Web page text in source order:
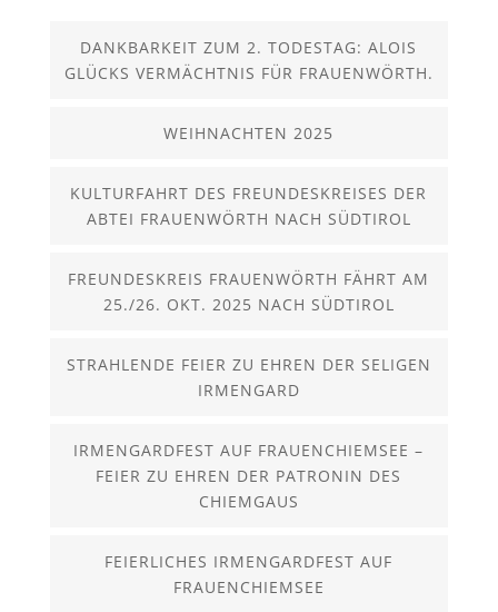
DANKBARKEIT ZUM 2. TODESTAG: ALOIS
GLÜCKS VERMÄCHTNIS FÜR FRAUENWÖRTH.
WEIHNACHTEN 2025
KULTURFAHRT DES FREUNDESKREISES DER
ABTEI FRAUENWÖRTH NACH SÜDTIROL
FREUNDESKREIS FRAUENWÖRTH FÄHRT AM
25./26. OKT. 2025 NACH SÜDTIROL
STRAHLENDE FEIER ZU EHREN DER SELIGEN
IRMENGARD
IRMENGARDFEST AUF FRAUENCHIEMSEE –
FEIER ZU EHREN DER PATRONIN DES
CHIEMGAUS
FEIERLICHES IRMENGARDFEST AUF
FRAUENCHIEMSEE